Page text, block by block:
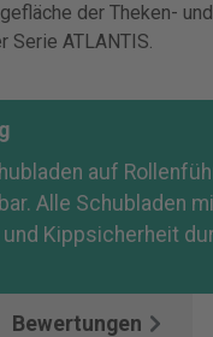
der Theken- und
Serie ATLANTIS.
auf
Alle Schubladen
Kippsicherheit
Bewertungen